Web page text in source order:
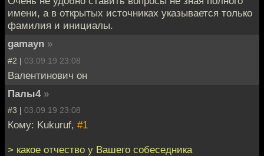
имени, а в открытых источниках указывается только
фамилия и инициалы.
gamayn »
#2 | 03.09.19 23:08
Валентинович он
Палы4 »
#3 | 03.09.19 23:08
Кому: Kukuruf, #1
> какое отчество у Вашего собеседника